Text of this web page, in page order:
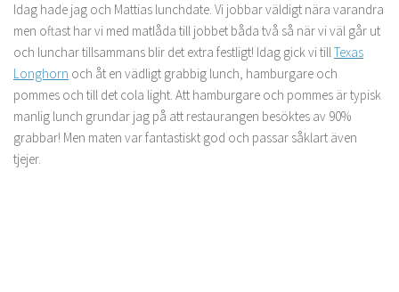
Idag hade jag och Mattias lunchdate. Vi jobbar väldigt nära varandra
men oftast har vi med matlåda till jobbet båda två så när vi väl går ut
och lunchar tillsammans blir det extra festligt! Idag gick vi tillTexas
Longhorn och åt en vädligt grabbig lunch, hamburgare och
pommes och till det cola light. Att hamburgare och pommes är typisk
manlig lunch grundar jag på att restaurangen besöktes av 90%
grabbar! Men maten var fantastiskt god och passar såklart även
tjejer.